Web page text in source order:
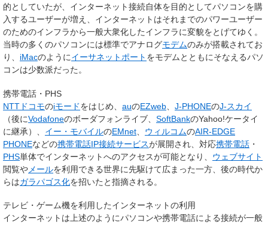
的としていたが、インターネット接続自体を目的としてパソコンを購
入するユーザーが増え、インターネットはそれまでのパワーユーザー
のためのインフラから一般大衆化したインフラに変貌をとげてゆく。
当時の多くのパソコンには標準でアナログモデムのみが搭載されてお
り、 iMacのようにイーサネット ポート をモデムとともにそなえるパソ
コンは少数派だった。
携帯電話・PHS
NTTドコモのiモードをはじめ、 auのEZweb J-PHONEのJ-スカイ
（後にVodafoneのボーダフォンライブ、 SoftBankのYahoo!ケータイ
に継承）、 イー・モバイルのEMnet ウィルコムのAIR-EDGE
PHONEなどの携帯電話IP接続サービスが展開され、対応携帯電話 ・
PHS単体でインターネットへのアクセスが可能となり、 ウェブサイト
閲覧や メールを利用できる世界に先駆けて広まった一方、後の時代か
らはガラパゴス化を招いたと指摘される。
テレビ・ゲーム機を利用したインターネットの利用
インターネットは上述のようにパソコンや携帯電話による接続が一般